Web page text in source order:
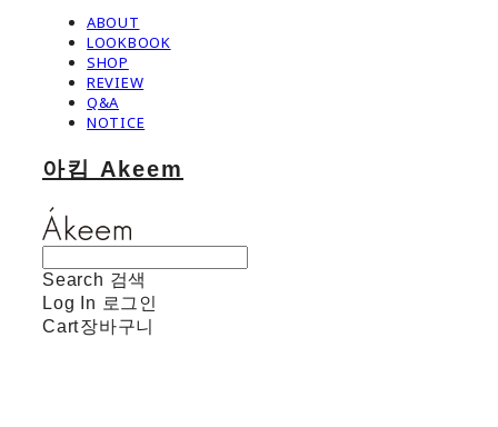
ABOUT
LOOKBOOK
SHOP
REVIEW
Q&A
NOTICE
아킴 Akeem
Search 검색
Log In 로그인
Cart장바구니